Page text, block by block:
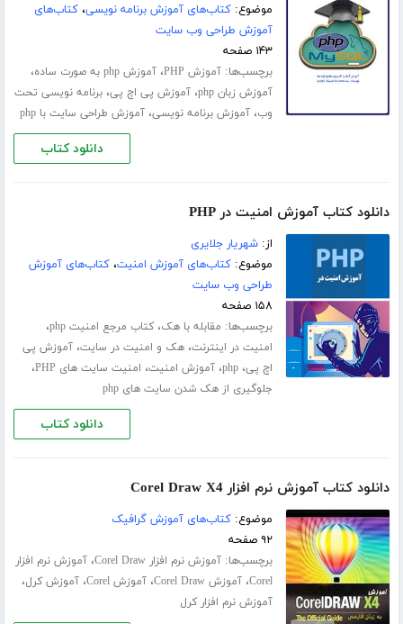
موضوع:کتاب‌های آموزش برنامه نویسی،کتاب‌های
آموزش طراحی وب سایت
۱۴۳ صفحه
برچسب‌ها:آموزش PHP ،آموزش php به صورت ساده ،
آموزش زبان php ،آموزش پی اچ پی،برنامه نویسی تحت
وب،آموزش برنامه نویسی،آموزش طراحی سایت با php
دانلود کتاب
دانلود کتاب آموزش امنیت در PHP
از:شهریار جلایری
موضوع:کتاب‌های آموزش امنیت،کتاب‌های آموزش
طراحی وب سایت
۱۵۸ صفحه
برچسب‌ها: مقابله با هک،کتاب مرجع امنیت php ،
امنیت در اینترنت،هک و امنیت در سایت،آموزش پی
اچ پی،php،آموزش امنیت، امنیت سایت های PHP ،
جلوگیری از هک شدن سایت های php
دانلود کتاب
دانلود کتاب آموزش نرم افزار Corel Draw X4
موضوع:کتاب‌های آموزش گرافیک
۹۲ صفحه
برچسب‌ها:آموزش نرم افزار Corel Draw ،آموزش نرم افزار
Corel،آموزش Corel Draw ،آموزش Corel ،آموزش کرل،
آموزش نرم افزار کرل